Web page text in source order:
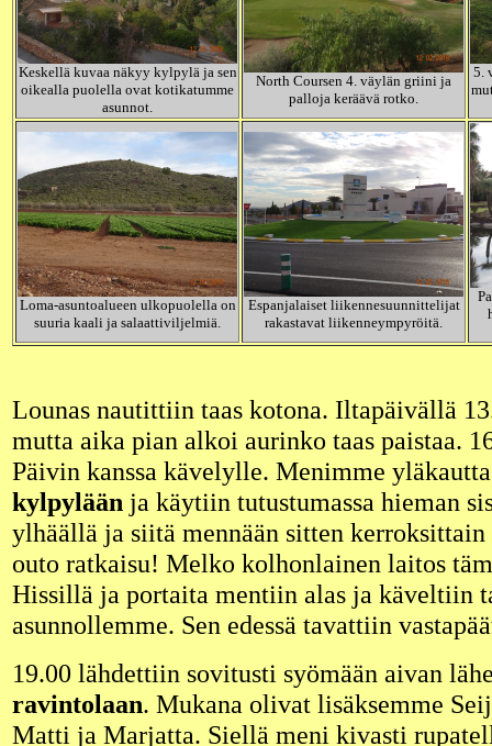
Keskellä kuvaa näkyy kylpylä ja sen
oikealla puolella ovat kotikatumme
asunnot.
North Coursen 4. väylän griini ja
palloja keräävä rotko.
5.
Loma-asuntoalueen ulkopuolella on
suuria kaali ja salaattiviljelmiä.
Espanjalaiset liikennesuunnittelijat
rakastavat liikenneympyröitä.
Lounas nautittiin taas kotona. Iltapäivällä
mutta aika pian alkoi aurinko taas paistaa.
Päivin kanssa kävelylle. Menimme
kylpylään ja käytiin tutustumassa hieman
ylhäällä ja siitä mennään sitten
outo ratkaisu! Melko kolhonlainen laitos
Hissillä ja portaita mentiin alas ja käveltiin
asunnollemme. Sen edessä tavattiin
19.00 lähdettiin sovitusti syömään aivan
ravintolaan. Mukana olivat lisäksemme
Matti ja Marjatta. Siellä meni kivasti